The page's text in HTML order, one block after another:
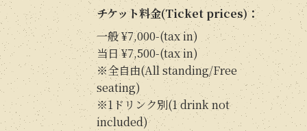
チケット料金(Ticket prices)：
一般 ¥7,000-(tax in)
当日 ¥7,500-(tax in)
※全自由(All standing/Free
seating)
※1ドリンク別(1 drink not
included)